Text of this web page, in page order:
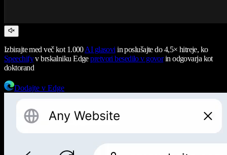
Izbirajte med več kot 1.000AI glasovi in poslušajte do 4,5× hitreje, ko
Speechifyv brskalniku Edgepretvori besedilo v govorin odgovarja kot
doktorand
Dodajte v Edge